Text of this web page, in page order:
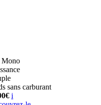
Mono
sans carburant
i